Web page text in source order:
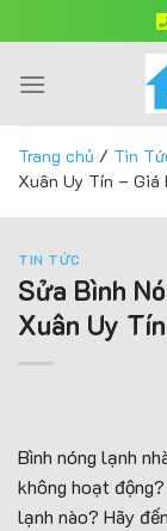
to
content
Trang chủ / Tin
Xuân Uy Tín – Giá
TIN TỨC
Sửa Bình
Xuân Uy
Bình nóng lạnh
không hoạt
lạnh nào? Hãy